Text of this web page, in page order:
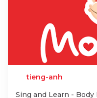
tieng-anh
Sing and Learn - Body